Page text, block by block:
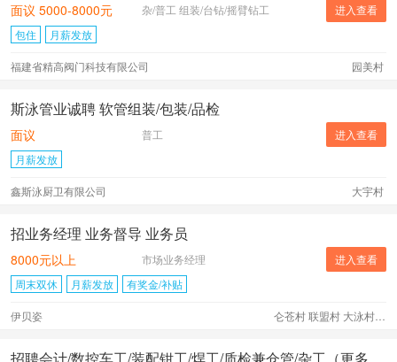
面议 5000-8000元
杂/普工 组装/台钻/摇臂钻工
包住
月薪发放
福建省精高阀门科技有限公司 园美村
进入查看
斯泳管业诚聘 软管组装/包装/品检
面议
普工
月薪发放
鑫斯泳厨卫有限公司 大宇村
进入查看
招业务经理 业务督导 业务员
8000元以上
市场业务经理
周末双休
月薪发放 有奖金/补贴
伊贝姿 仑苍村 联盟村 大泳村 蔡西村 园美村 大宇村 丰富村 蕉坑村 黄甲村 辉煌村 后垵村 水暖城社区 仑苍镇 南安地区 外市 外省 其它地区
进入查看
招聘会计/数控车工/装配钳工/焊工/质检兼仓管/杂工（更多职位点进查看）